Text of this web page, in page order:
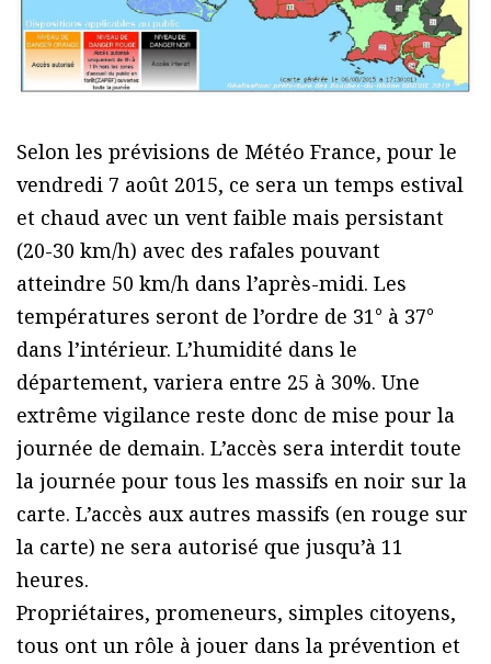
Selon les prévisions de Météo France, pour le
vendredi 7 août 2015, ce sera un temps estival
et chaud avec un vent faible mais persistant
(20-30 km/h) avec des rafales pouvant
atteindre 50 km/h dans l’après-midi. Les
températures seront de l’ordre de 31° à 37°
dans l’intérieur. L’humidité dans le
département, variera entre 25 à 30%. Une
extrême vigilance reste donc de mise pour la
journée de demain. L’accès sera interdit toute
la journée pour tous les massifs en noir sur la
carte. L’accès aux autres massifs (en rouge sur
la carte) ne sera autorisé que jusqu’à 11
heures.
Propriétaires, promeneurs, simples citoyens,
tous ont un rôle à jouer dans la prévention et